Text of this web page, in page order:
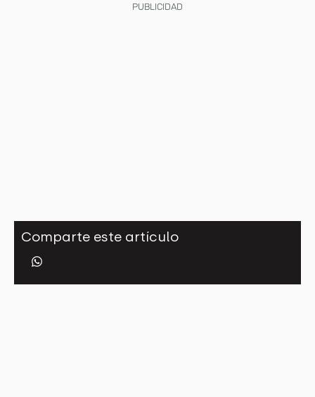
PUBLICIDAD
Comparte este artículo